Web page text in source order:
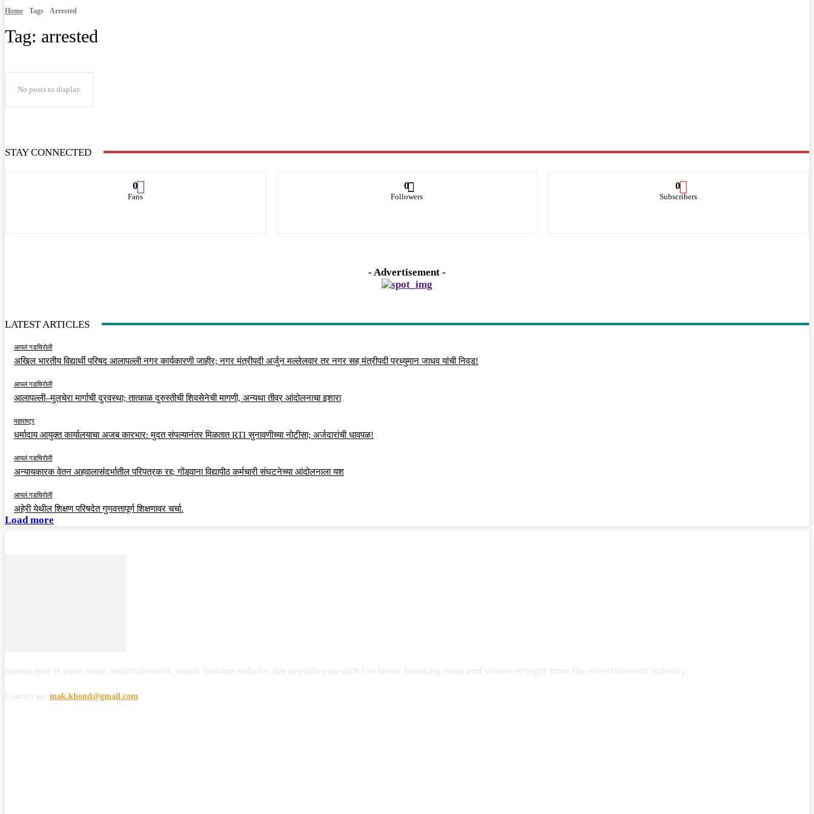
Home Tags Arrested
Tag: arrested
No posts to display
STAY CONNECTED
0
Fans
0
Followers
0
Subscribers
- Advertisement -
LATEST ARTICLES
आपलं गडचिरोली
अखिल भारतीय विद्यार्थी परिषद आलापल्ली नगर कार्यकारणी जाहीर; नगर मंत्रीपदी अर्जुन मल्लेलवार तर नगर सह मंत्रीपदी प्रध्युमान जाधव यांची निवड!
आपलं गडचिरोली
आलापल्ली–मुलचेरा मार्गाची दुरवस्था; तात्काळ दुरुस्तीची शिवसेनेची मागणी, अन्यथा तीव्र आंदोलनाचा इशारा
महाराष्ट्र
धर्मादाय आयुक्त कार्यालयाचा अजब कारभार: मुदत संपल्यानंतर मिळतात RTI सुनावणीच्या नोटीसा; अर्जदारांची धावपळ!
आपलं गडचिरोली
अन्यायकारक वेतन अहवालासंदर्भातील परिपत्रक रद्द; गोंडवाना विद्यापीठ कर्मचारी संघटनेच्या आंदोलनाला यश
आपलं गडचिरोली
अहेरी येथील शिक्षण परिषदेत गुणवत्तापूर्ण शिक्षणावर चर्चा.
Load more
mak.khond@gmail.com